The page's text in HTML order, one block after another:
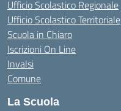
Ufficio Scolastico Regionale
Ufficio Scolastico Territoriale
Scuola in Chiaro
Iscrizioni On Line
Invalsi
Comune
La Scuola